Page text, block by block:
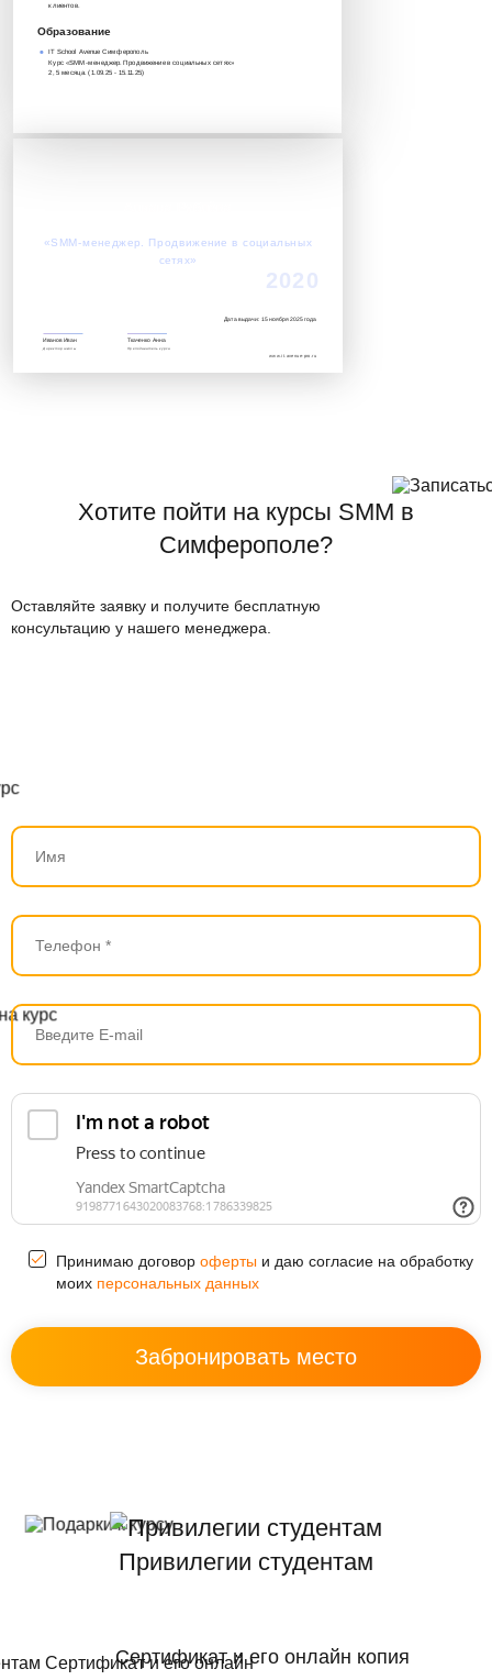
клиентов.
Образование
IT School Avenue Симферополь
Курс «SMM-менеджер. Продвижение в социальных сетях»‎‎
2, 5 месяца. (1.09.25 - 15.11.25)
«SMM-менеджер. Продвижение в социальных
сетях»‎
2020
Дата выдачи: 15 ноября 2025 года
www.it.avenue-pro.ru
Иванов Иван
Директор школы
Ткаченко Анна
Преподаватель курса
Хотите пойти на курсы SMM в
Симферополе?
Оставляйте заявку и получите бесплатную
консультацию у нашего менеджера.
Принимаю договор оферты и даю согласие на обработку
моих персональных данных
Привилегии студентам
Сертификат и его онлайн копия